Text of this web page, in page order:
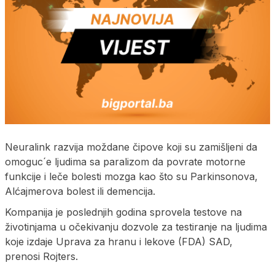
Neuralink razvija moždane čipove koji su zamišljeni da
omoguc´e ljudima sa paralizom da povrate motorne
funkcije i leče bolesti mozga kao što su Parkinsonova,
Alćajmerova bolest ili demencija.
Kompanija je poslednjih godina sprovela testove na
životinjama u očekivanju dozvole za testiranje na ljudima
koje izdaje Uprava za hranu i lekove (FDA) SAD,
prenosi Rojters.